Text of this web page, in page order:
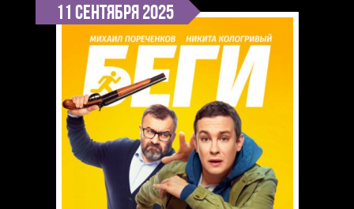
11 сентября 2025